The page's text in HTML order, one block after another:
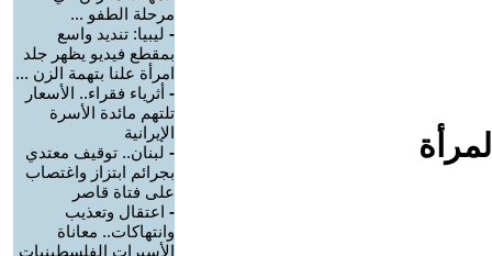
مرحلة الطفو ...
- ليبيا: تنديد واسع
بمقطع فيديو يظهر جلد
امرأة علنا بتهمة الزن ...
- أثرياء فقراء.. الأسعار
تلتهم مائدة الأسرة
الإيرانية
- لبنان.. توقيف معتدي
بجرائم ابتزاز واغتصاب
على فتاة قاصر
- اعتقال وتعذيب
وانتهاكات.. معاناة
الأسيرات الفلسطينيات